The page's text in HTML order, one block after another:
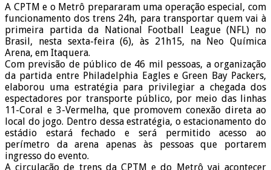
A CPTM e o Metrô prepararam uma operação especial, com
funcionamento dos trens 24h, para transportar quem vai à
primeira partida da National Football League (NFL) no
Brasil, nesta sexta-feira (6), às 21h15, na Neo Química
Arena, em Itaquera.
Com previsão de público de 46 mil pessoas, a organização
da partida entre Philadelphia Eagles e Green Bay Packers,
elaborou uma estratégia para privilegiar a chegada dos
espectadores por transporte público, por meio das linhas
11-Coral e 3-Vermelha, que promovem conexão direta ao
local do jogo. Dentro dessa estratégia, o estacionamento do
estádio estará fechado e será permitido acesso ao
perímetro da arena apenas às pessoas que portarem
ingresso do evento.
A circulação de trens da CPTM e do Metrô vai acontecer